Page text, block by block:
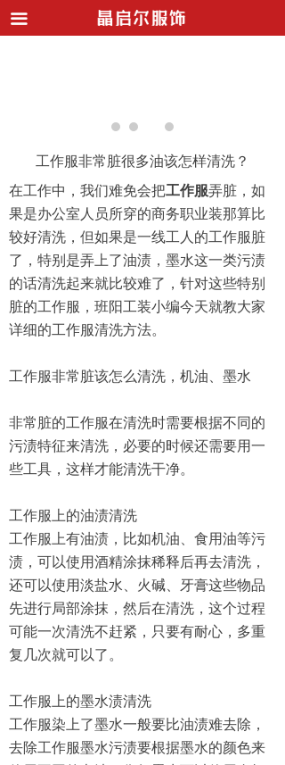
끀
首页
POLO T恤衫
所有商品
行业新闻
客户见证
关于我们
联系我们
工作服非常脏很多油该怎样清洗？
在工作中，我们难免会把工作服弄脏，如
果是办公室人员所穿的商务职业装那算比
较好清洗，但如果是一线工人的工作服脏
了，特别是弄上了油渍，墨水这一类污渍
的话清洗起来就比较难了，针对这些特别
脏的工作服，班阳工装小编今天就教大家
详细的工作服清洗方法。
工作服非常脏该怎么清洗，机油、墨水
非常脏的工作服在清洗时需要根据不同的
污渍特征来清洗，必要的时候还需要用一
些工具，这样才能清洗干净。
工作服上的油渍清洗
工作服上有油渍，比如机油、食用油等污
渍，可以使用酒精涂抹稀释后再去清洗，
还可以使用淡盐水、火碱、牙膏这些物品
先进行局部涂抹，然后在清洗，这个过程
可能一次清洗不赶紧，只要有耐心，多重
复几次就可以了。
工作服上的墨水渍清洗
工作服染上了墨水一般要比油渍难去除，
去除工作服墨水污渍要根据墨水的颜色来